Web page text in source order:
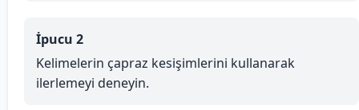
İpucu 2
Kelimelerin çapraz kesişimlerini kullanarak
ilerlemeyi deneyin.